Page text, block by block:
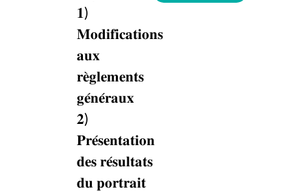
𝟏)
𝐌𝐨𝐝𝐢𝐟𝐢𝐜𝐚𝐭𝐢𝐨𝐧𝐬
𝐚𝐮𝐱
𝐫𝐞̀𝐠𝐥𝐞𝐦𝐞𝐧𝐭𝐬
𝐠𝐞́𝐧𝐞́𝐫𝐚𝐮𝐱
𝟐)
𝐏𝐫𝐞́𝐬𝐞𝐧𝐭𝐚𝐭𝐢𝐨𝐧
𝐝𝐞𝐬 𝐫𝐞́𝐬𝐮𝐥𝐭𝐚𝐭𝐬
𝐝𝐮 𝐩𝐨𝐫𝐭𝐫𝐚𝐢𝐭